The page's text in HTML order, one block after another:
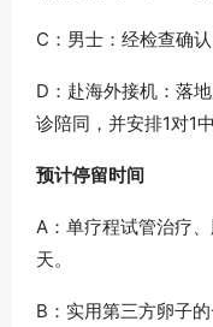
C：男士：经检查确
D：赴海外接机：落
诊陪同，并安排1对1
预计停留时间
A：单疗程试管治疗
天。
B：实用第三方卵子